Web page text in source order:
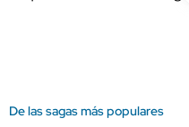
De las sagas más populares